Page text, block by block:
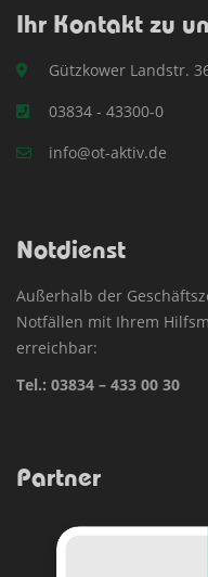
Ihr Kontakt zu
Gützkower Landstr.
03834 - 43300-0
info@ot-aktiv.de
Notdienst
Außerhalb der
Notfällen mit Ihrem
erreichbar:
Tel.: 03834 – 433 00 30
Partner